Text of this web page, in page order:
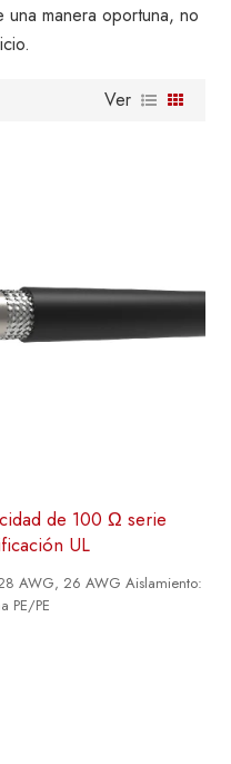
manera oportuna, no
Ver
de 100 Ω serie
UL
AWG, 26 AWG Aislamiento:
PE/PE